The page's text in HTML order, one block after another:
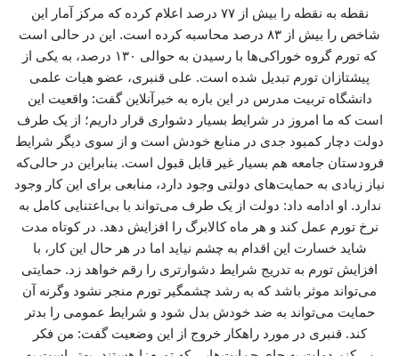
نقطه به نقطه را بیش از ۷۷ درصد اعلام کرده که مرکز آمار این
شاخص را بیش از ۸۳ درصد محاسبه کرده است. این در حالی است
که تورم گروه خوراکی‌ها با رسیدن به حوالی ۱۳۰ درصد، به یکی از
پیشتازان تورم تبدیل شده است. علی قنبری، عضو هیات علمی
دانشگاه تربیت مدرس در این باره به خبرآنلاین گفت: واقعیت این
است که ما امروز در شرایط بسیار دشواری قرار داریم؛ از یک طرف
دولت دچار کمبود جدی در منابع خودش است و از سوی دیگر شرایط
فرودستان جامعه هم بسیار غیر قابل قبول است. بنابراین در حالی‌که
نیاز زیادی به حمایت‌های دولتی وجود دارد، منابعی برای این کار وجود
ندارد. او ادامه داد: دولت از یک طرف می‌تواند با بی‌اعتنایی کامل به
نرخ تورم عمل کند و هر ماه کالابرگ را افزایش دهد. در کوتاه مدت
شاید خسارت این اقدام به چشم نیاید اما در هر حال این کار، با
افزایش تورم به تدریج شرایط دشوارتری را رقم خواهد زد. حمایتی
می‌تواند موثر باشد که به رشد چشمگیر تورم منجر نشود وگرنه آن
حمایت می‌تواند به ضد خودش بدل شود و شرایط عمومی را بدتر
کند. قنبری در مورد راهکار خروج از این وضعیت گفت: من فکر